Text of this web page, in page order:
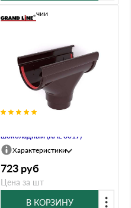
шоколадный (RAL 8017)
В наличии
Характеристики
723 руб
Цена за шт
В КОРЗИНУ